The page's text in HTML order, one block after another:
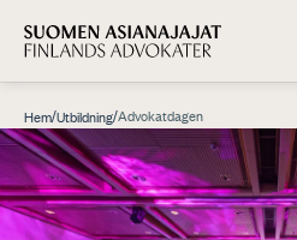
Hem/Utbildning/Advokatdagen